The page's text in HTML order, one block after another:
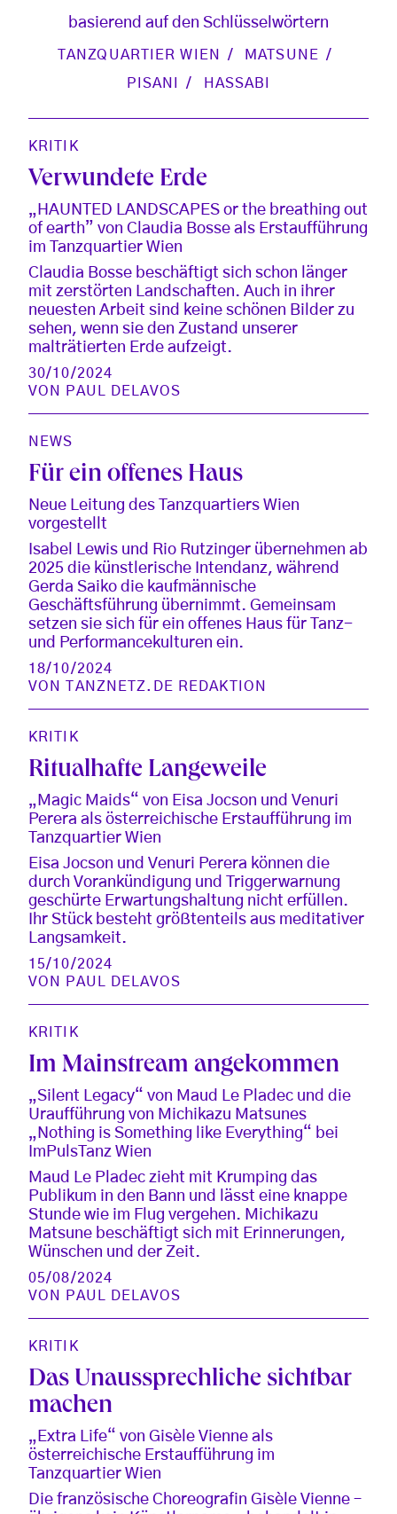
basierend auf den Schlüsselwörtern
TANZQUARTIER WIEN
MATSUNE
PISANI
HASSABI
KRITIK
Verwundete Erde
„HAUNTED LANDSCAPES or the breathing out
of earth” von Claudia Bosse als Erstaufführung
im Tanzquartier Wien
Claudia Bosse beschäftigt sich schon länger
mit zerstörten Landschaften. Auch in ihrer
neuesten Arbeit sind keine schönen Bilder zu
sehen, wenn sie den Zustand unserer
malträtierten Erde aufzeigt.
30/10/2024
VON
PAUL DELAVOS
NEWS
Für ein offenes Haus
Neue Leitung des Tanzquartiers Wien
vorgestellt
Isabel Lewis und Rio Rutzinger übernehmen ab
2025 die künstlerische Intendanz, während
Gerda Saiko die kaufmännische
Geschäftsführung übernimmt. Gemeinsam
setzen sie sich für ein offenes Haus für Tanz-
und Performancekulturen ein.
18/10/2024
VON
TANZNETZ.DE REDAKTION
KRITIK
Ritualhafte Langeweile
„Magic Maids“ von Eisa Jocson und Venuri
Perera als österreichische Erstaufführung im
Tanzquartier Wien
Eisa Jocson und Venuri Perera können die
durch Vorankündigung und Triggerwarnung
geschürte Erwartungshaltung nicht erfüllen.
Ihr Stück besteht größtenteils aus meditativer
Langsamkeit.
15/10/2024
VON
PAUL DELAVOS
KRITIK
Im Mainstream angekommen
„Silent Legacy“ von Maud Le Pladec und die
Uraufführung von Michikazu Matsunes
„Nothing is Something like Everything“ bei
ImPulsTanz Wien
Maud Le Pladec zieht mit Krumping das
Publikum in den Bann und lässt eine knappe
Stunde wie im Flug vergehen. Michikazu
Matsune beschäftigt sich mit Erinnerungen,
Wünschen und der Zeit.
05/08/2024
VON
PAUL DELAVOS
KRITIK
Das Unaussprechliche sichtbar
machen
„Extra Life“ von Gisèle Vienne als
österreichische Erstaufführung im
Tanzquartier Wien
Die französische Choreografin Gisèle Vienne –